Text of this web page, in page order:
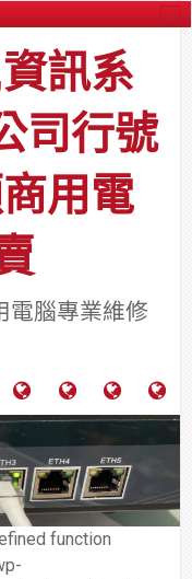
訊系
司行號
用電
電腦專業維修
視
系
統
安
裝,
舍
網
路/
大
樓
網
中
料
件
區
團
法
台
中
function